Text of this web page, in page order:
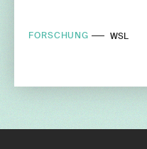
FORSCHUNG WSL